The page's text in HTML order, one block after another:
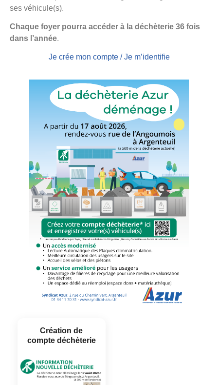
ses véhicule(s).
Chaque foyer pourra accéder à la déchèterie 36 fois
dans l’année.
Je crée mon compte / Je m’identifie
Création de
compte déchèterie